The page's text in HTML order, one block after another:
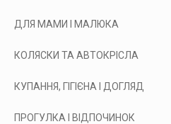
ДЛЯ МАМИ І МАЛЮКА
КОЛЯСКИ ТА АВТОКРІСЛА
КУПАННЯ, ГІГІЄНА І ДОГЛЯД
ПРОГУЛКА І ВІДПОЧИНОК